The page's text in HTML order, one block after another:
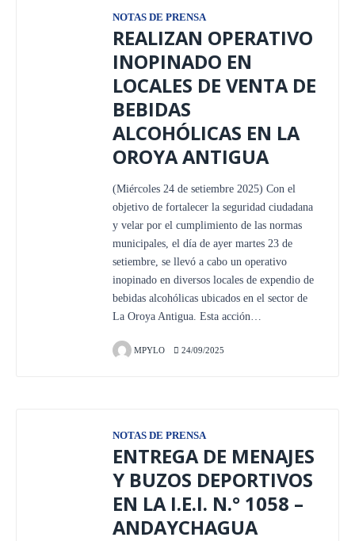
NOTAS DE PRENSA
REALIZAN OPERATIVO
INOPINADO EN
LOCALES DE VENTA DE
BEBIDAS
ALCOHÓLICAS EN LA
OROYA ANTIGUA
(Miércoles 24 de setiembre 2025) Con el
objetivo de fortalecer la seguridad ciudadana
y velar por el cumplimiento de las normas
municipales, el día de ayer martes 23 de
setiembre, se llevó a cabo un operativo
inopinado en diversos locales de expendio de
bebidas alcohólicas ubicados en el sector de
La Oroya Antigua. Esta acción…
MPYLO 24/09/2025
NOTAS DE PRENSA
ENTREGA DE MENAJES
Y BUZOS DEPORTIVOS
EN LA I.E.I. N.° 1058 –
ANDAYCHAGUA